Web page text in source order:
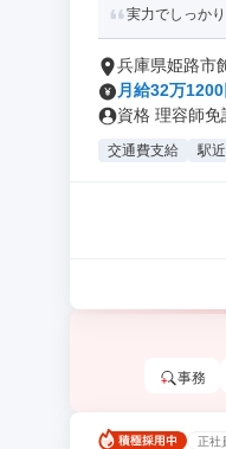
実力でしっか
兵庫県姫路市
月給32万
資格 理容師免
交通費支給 駅
事務
正社